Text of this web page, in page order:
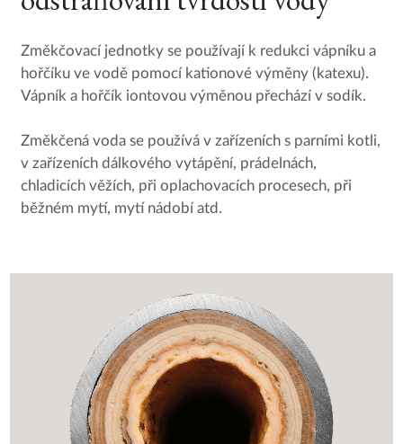
Změkčovací jednotky se používají k redukci vápníku a
hořčíku ve vodě pomocí kationové výměny (katexu).
Vápník a hořčík iontovou výměnou přechází v sodík.
Změkčená voda se používá v zařízeních s parními kotli,
v zařízeních dálkového vytápění, prádelnách,
chladicích věžích, při oplachovacích procesech, při
běžném mytí, mytí nádobí atd.